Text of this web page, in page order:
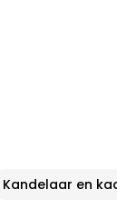
Kandelaar en